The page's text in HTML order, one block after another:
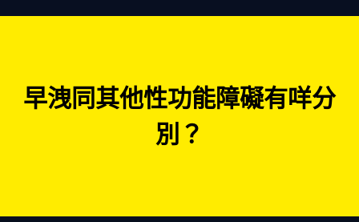
早洩同其他性功能障礙有咩分
別？